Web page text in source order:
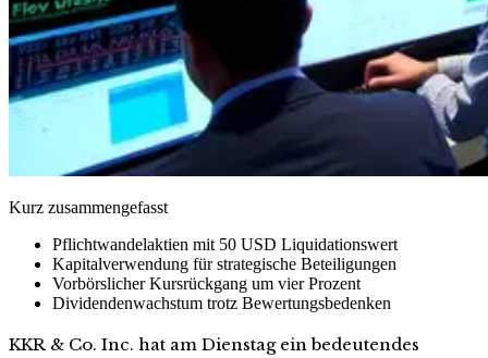
Kurz zusammengefasst
Pflichtwandelaktien mit 50 USD Liquidationswert
Kapitalverwendung für strategische Beteiligungen
Vorbörslicher Kursrückgang um vier Prozent
Dividendenwachstum trotz Bewertungsbedenken
KKR & Co. Inc. hat am Dienstag ein bedeutendes